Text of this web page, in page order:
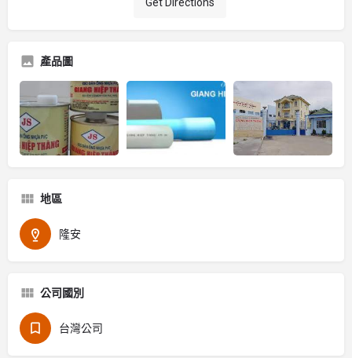
產品圖
地區
隆安
公司國別
台灣公司